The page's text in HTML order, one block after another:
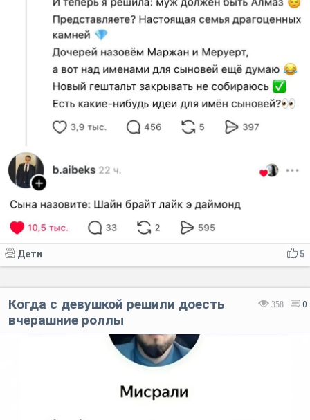
5
Дети
358 0
Когда с девушкой решили доесть
вчерашние роллы